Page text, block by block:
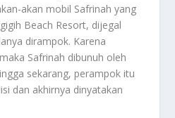
akan mobil Safrinah yang
Beach Resort, dijegal
dirampok. Karena
Safrinah dibunuh oleh
sekarang, perampok itu
dan akhirnya dinyatakan